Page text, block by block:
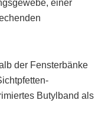
einer
der Fensterbänke
Butylband als